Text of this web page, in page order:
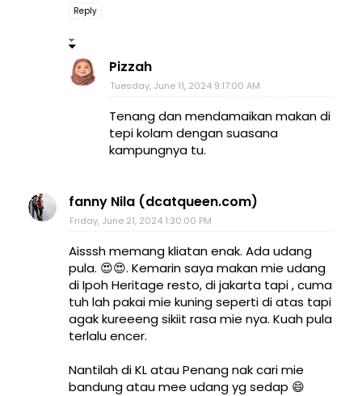
Reply
Pizzah
Tuesday, June 11, 2024 9:17:00 AM
Tenang dan mendamaikan makan di
tepi kolam dengan suasana
kampungnya tu.
fanny Nila (dcatqueen.com)
Friday, June 21, 2024 1:30:00 PM
Aisssh memang kliatan enak. Ada udang
pula. 😍😍. Kemarin saya makan mie udang
di Ipoh Heritage resto, di jakarta tapi , cuma
tuh lah pakai mie kuning seperti di atas tapi
agak kureeeng sikiit rasa mie nya. Kuah pula
terlalu encer.
Nantilah di KL atau Penang nak cari mie
bandung atau mee udang yg sedap 😄